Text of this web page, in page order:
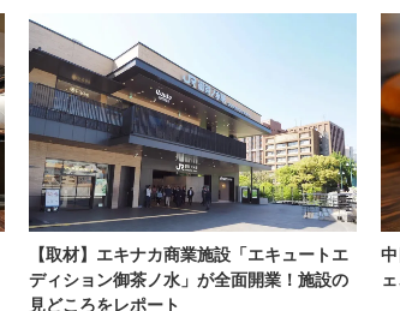
【取材】エキナカ商業施設「エキュートエ
ディション御茶ノ水」が全面開業！施設の
見どころをレポート